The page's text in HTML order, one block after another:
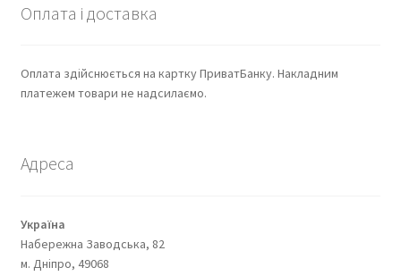
Оплата і доставка
Оплата здійснюється на картку ПриватБанку. Накладним
платежем товари не надсилаємо.
Адреса
Україна
Набережна Заводська, 82
м. Дніпро, 49068